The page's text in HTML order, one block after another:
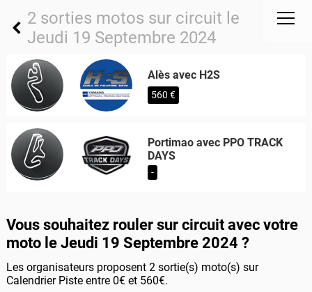
2 sorties motos sur circuit le
Jeudi 19 Septembre 2024
Alès avec H2S
560 €
Portimao avec PPO TRACK
DAYS
-
Vous souhaitez rouler sur circuit avec votre
moto le Jeudi 19 Septembre 2024 ?
Les organisateurs proposent 2 sortie(s) moto(s) sur
Calendrier Piste entre 0€ et 560€.